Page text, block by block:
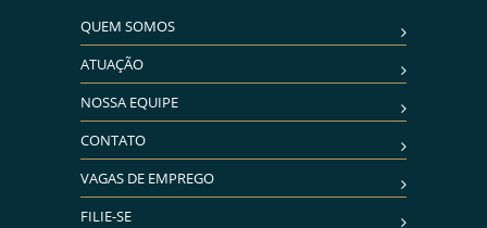
QUEM SOMOS
ATUAÇÃO
NOSSA EQUIPE
CONTATO
VAGAS DE EMPREGO
FILIE-SE